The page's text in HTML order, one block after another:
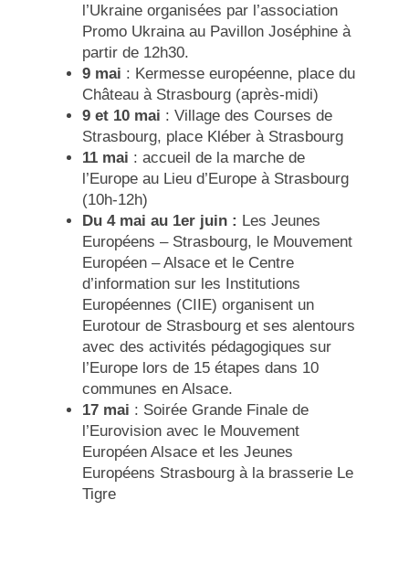
l’Ukraine organisées par l’association
Promo Ukrainaau Pavillon Joséphine à
partir de 12h30.
9 mai : Kermesse européenne, place du
Château à Strasbourg (après-midi)
9 et 10 mai : Village des Courses de
Strasbourg, place Kléber à Strasbourg
11 mai : accueil de la marche de
l’Europe au Lieu d’Europe à Strasbourg
(10h-12h)
Du 4 mai au 1er juin : Les Jeunes
Européens – Strasbourg, le Mouvement
Européen – Alsace et le Centre
d’information sur les Institutions
Européennes (CIIE) organisent un
Eurotour de Strasbourg et ses alentours
avec des activités pédagogiques sur
l’Europe lors de 15 étapes dans 10
communes en Alsace.
17 mai : Soirée Grande Finale de
l’Eurovision avec le Mouvement
Européen Alsace et les Jeunes
Européens Strasbourg à la brasserie Le
Tigre